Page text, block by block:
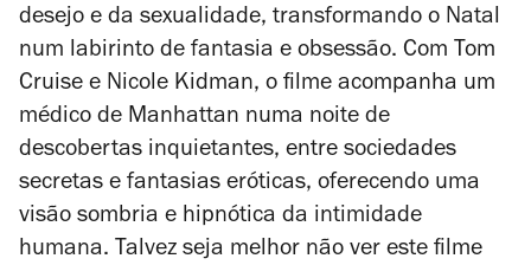
desejo e da sexualidade, transformando o Natal
num labirinto de fantasia e obsessão. Com Tom
Cruise e Nicole Kidman, o filme acompanha um
médico de Manhattan numa noite de
descobertas inquietantes, entre sociedades
secretas e fantasias eróticas, oferecendo uma
visão sombria e hipnótica da intimidade
humana. Talvez seja melhor não ver este filme